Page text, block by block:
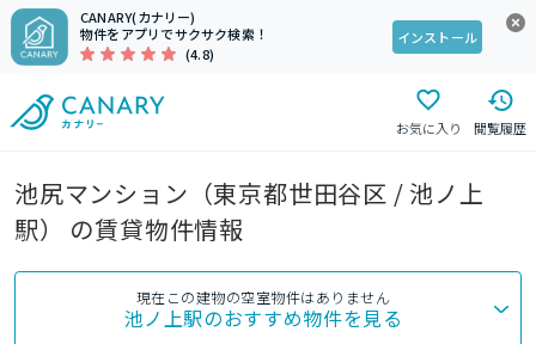
CANARY(カナリー)
物件をアプリでサクサク検索！
(4.8)
インストール
お気に入り 閲覧履歴
池尻マンション（東京都世田谷区 / 池ノ上
駅） の賃貸物件情報
現在この建物の空室物件はありません
池ノ上駅のおすすめ物件を見る